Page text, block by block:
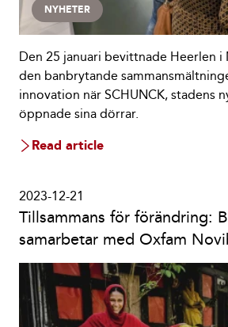
NYHETER
Den 25 januari bevittnade Heerlen i
den banbrytande
innovation när SCHUNCK, stadens
öppnade sina dörrar.
Read article
Tillsammans för förändring:
samarbetar med Oxfam
2023-12-21